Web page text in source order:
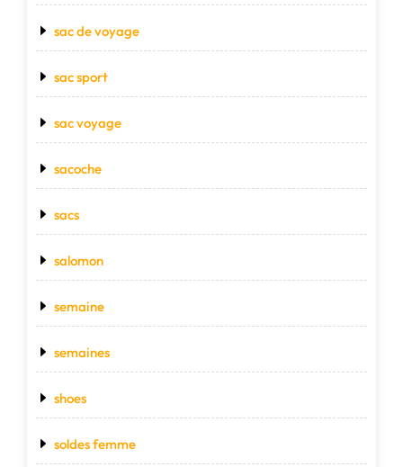
sac de voyage
sac sport
sac voyage
sacoche
sacs
salomon
semaine
semaines
shoes
soldes femme